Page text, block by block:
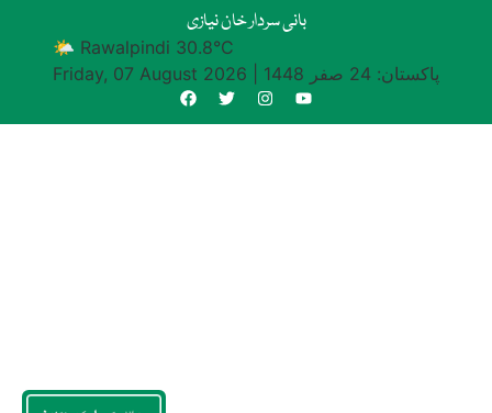
بانی سردار خان نیازی
🌤 Rawalpindi 30.8°C
Friday, 07 August 2026
پاکستان: 24 صفر 1448